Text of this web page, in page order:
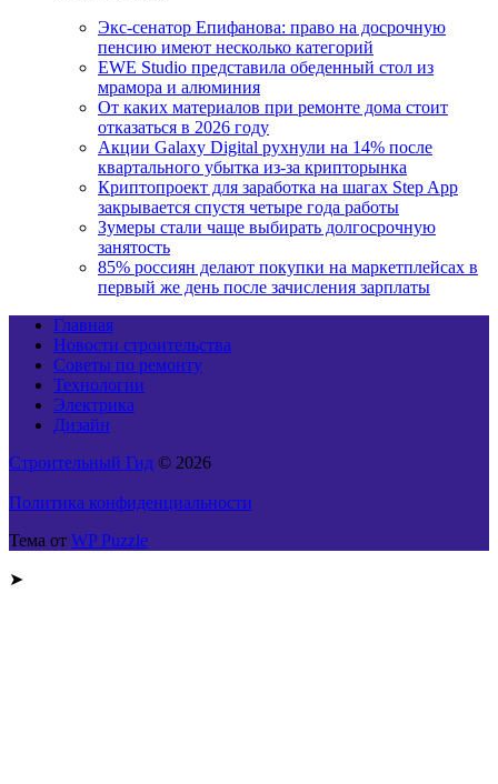
Экс-сенатор Епифанова: право на досрочную
пенсию имеют несколько категорий
EWE Studio представила обеденный стол из
мрамора и алюминия
От каких материалов при ремонте дома стоит
отказаться в 2026 году
Акции Galaxy Digital рухнули на 14% после
квартального убытка из-за крипторынка
Криптопроект для заработка на шагах Step App
закрывается спустя четыре года работы
Зумеры стали чаще выбирать долгосрочную
занятость
85% россиян делают покупки на маркетплейсах в
первый же день после зачисления зарплаты
Главная
Новости строительства
Советы по ремонту
Технологии
Электрика
Дизайн
Строительный Гид © 2026
Политика конфиденциальности
Тема от WP Puzzle
➤